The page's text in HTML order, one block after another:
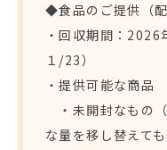
◆食品のご提供（配
・回収期間：
１/23）
・提供可能な商品
・未開封なもの
な量を移し替えても